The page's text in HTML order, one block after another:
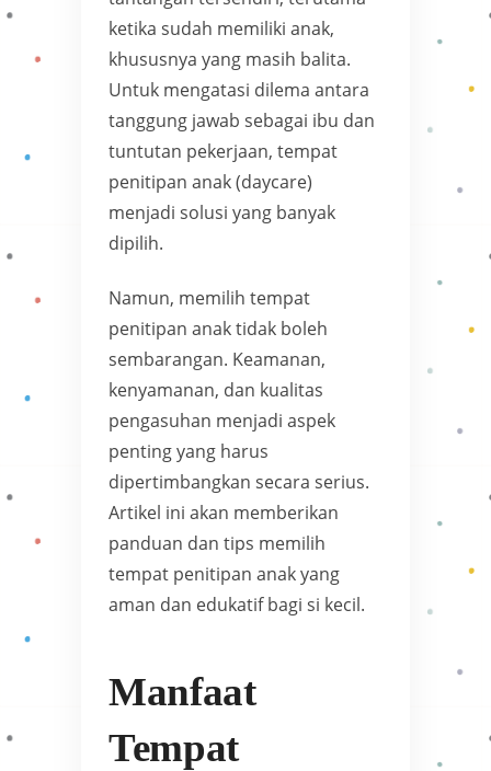
ketika sudah memiliki anak,
khususnya yang masih balita.
Untuk mengatasi dilema antara
tanggung jawab sebagai ibu dan
tuntutan pekerjaan, tempat
penitipan anak (daycare)
menjadi solusi yang banyak
dipilih.
Namun, memilih tempat
penitipan anak tidak boleh
sembarangan. Keamanan,
kenyamanan, dan kualitas
pengasuhan menjadi aspek
penting yang harus
dipertimbangkan secara serius.
Artikel ini akan memberikan
panduan dan tips memilih
tempat penitipan anak yang
aman dan edukatif bagi si kecil.
Manfaat
Tempat